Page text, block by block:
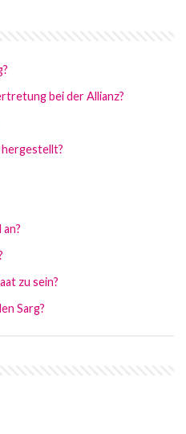
bei der Allianz?
zu sein?
Sarg?